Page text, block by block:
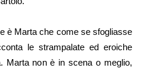
è Marta che come se sfogliasse
le strampalate ed eroiche
Marta non è in scena o meglio,